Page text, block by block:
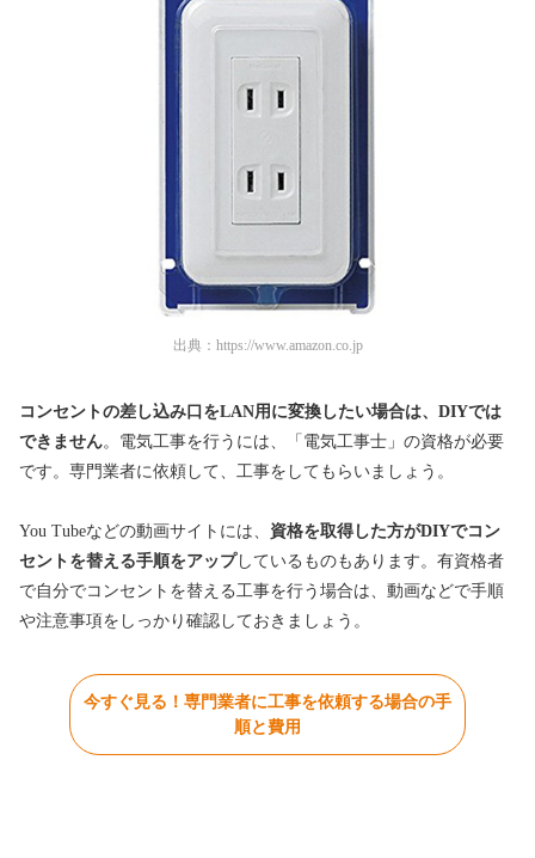
出典： https://www.amazon.co.jp
コンセントの差し込み口をLAN用に変換したい場合は、DIYでは
できません。電気工事を行うには、「電気工事士」の資格が必要
です。専門業者に依頼して、工事をしてもらいましょう。
You Tubeなどの動画サイトには、 資格を取得した方がDIYでコン
セントを替える手順をアップしているものもあります。有資格者
で自分でコンセントを替える工事を行う場合は、動画などで手順
や注意事項をしっかり確認しておきましょう。
今すぐ見る！専門業者に工事を依頼する場合の手
順と費用